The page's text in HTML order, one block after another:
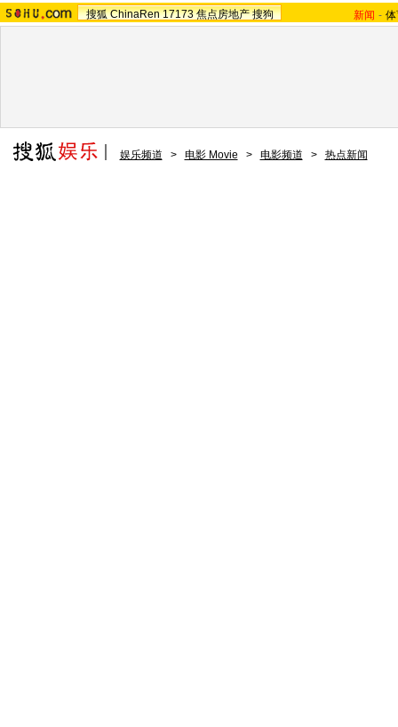
搜狐 ChinaRen 17173 焦点房地产 搜狗 新闻 -
娱乐频道 > 电影 Movie > 电影频道 > 热点新闻